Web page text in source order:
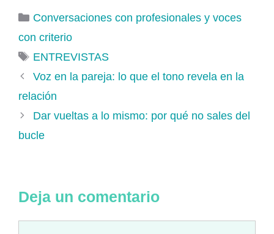
Categorías
Conversaciones con profesionales y voces
con criterio
Etiquetas
ENTREVISTAS
Voz en la pareja: lo que el tono revela en la
relación
Dar vueltas a lo mismo: por qué no sales del
bucle
Deja un comentario